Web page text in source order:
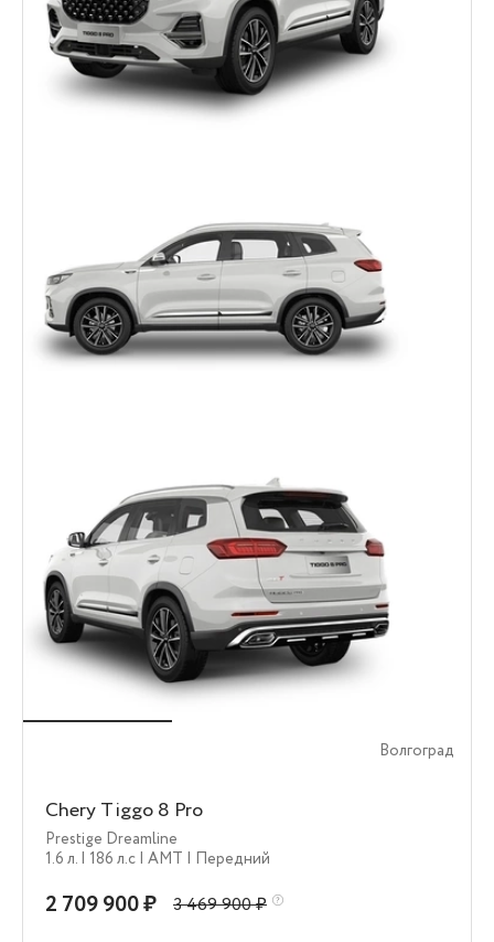
Волгоград
Chery Tiggo 8 Pro
Prestige Dreamline
1.6 л. | 186 л.c | AMT | Передний
2 709 900 ₽ 3 469 900 ₽